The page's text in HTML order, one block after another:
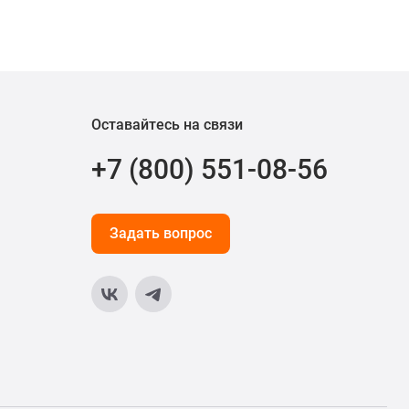
Оставайтесь на связи
+7 (800) 551-08-56
Задать вопрос